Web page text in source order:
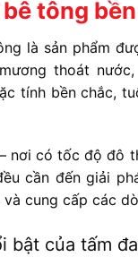
bê tông
là sản phẩm
thoát
tính bền chắc,
nơi có tốc độ đô
cần đến giải
cung cấp các
bật của tấm